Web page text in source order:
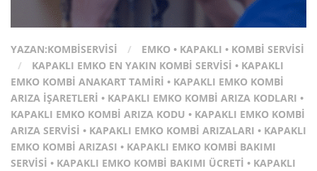
YAZAN:KOMBISERVISI / EMKO • KAPAKLI • KOMBI SERVISI
/
KAPAKLI EMKO EN YAKIN KOMBI SERVISI • KAPAKLI
EMKO KOMBI ANAKART TAMIRI • KAPAKLI EMKO KOMBI
ARIZA İŞARETLERI • KAPAKLI EMKO KOMBI ARIZA KODLARI •
KAPAKLI EMKO KOMBI ARIZA KODU • KAPAKLI EMKO KOMBI
ARIZA SERVISI • KAPAKLI EMKO KOMBI ARIZALARI • KAPAKLI
EMKO KOMBI ARIZASI • KAPAKLI EMKO KOMBI BAKIMI
SERVISI • KAPAKLI EMKO KOMBI BAKIMI ÜCRETI • KAPAKLI